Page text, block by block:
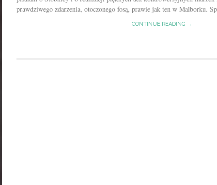
prawdziwego zdarzenia, otoczonego fosą, prawie jak ten w Malborku.
CONTINUE READING →